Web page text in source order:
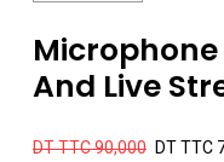
Microphone
And Live
DT TTC90,000 Le
DT TTC